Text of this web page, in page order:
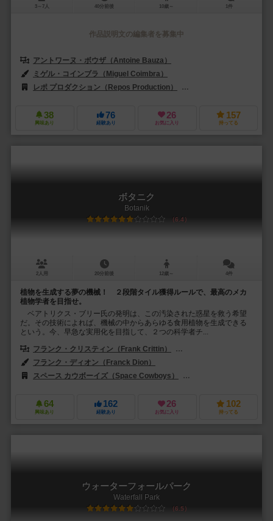
3～7人 40分前後 10歳～ 1件
作品説明文の編集者を募集中
アントワーヌ・ボウザ（Antoine Bauza）
ミゲル・コインブラ（Miguel Coimbra）
レポ プロダクション（Repos Production）
38
興味あり
76
経験あり
26
お気に入り
157
持ってる
ボタニク
Botanik
6.4
2人用 20分前後 12歳～ 4件
植物を生成する夢の機械！ ２段階タイル獲得ルールで、最高のメカ
植物学者を目指せ。
ベアトリクス・ブリー氏の発明は、この汚染された惑星を救う希望
だ。その技術によれば、機械の中からあらゆる食用植物を生成できる
という。今、早急な実用化を目指して、２つの科学者チ...
フランク・クリスティン（Frank Crittin）
フランク・ディオン（Franck Dion）
スペース カウボーイズ（Space Cowboys）
64
興味あり
162
経験あり
26
お気に入り
102
持ってる
ウォーターフォールパーク
Waterfall Park
6.5